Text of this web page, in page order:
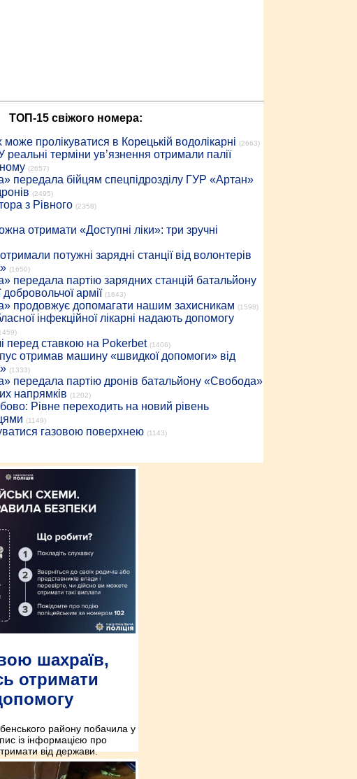
ТОП-15 свіжого номера:
пролікуватися в Корецькій водолікарні (2663)
терміни ув’язнення отримали палії
(2657)
передала бійцям спецпідрозділу ГУР «Артан»
(2495)
з Рівного (2358)
отримати «Доступні ліки»: три зручні
потужні зарядні станції від волонтерів
(1650)
передала партію зарядних станцій батальйону
армії (1643)
продовжує допомагати нашим захисникам (1598)
інфекційної лікарні надають допомогу
перед ставкою на Pokerbet (1406)
отримав машину «швидкої допомоги» від
(1333)
передала партію дронів батальйону «Свобода»
напрямків (1202)
Рівне переходить на новий рівень
(1149)
газовою поверхнею (1143)
шахраїв,
отримати
району побачила у
із інформацією про
від держави.
– вказала дані
й CVV-код та пін-код.